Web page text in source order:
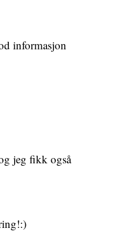
informasjon
jeg fikk også